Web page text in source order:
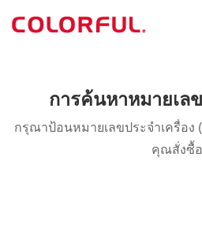
การค้นหาหมายเล
กรุณาป้อนหมายเลขประจำเครื่อ
คุณสั่งซื้อ